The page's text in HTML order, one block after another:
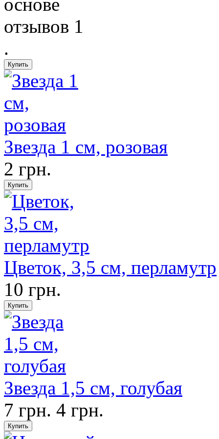
Звезда 1 см, розовая
2 грн.
Цветок, 3,5 см, перламутр
10 грн.
Звезда 1,5 см, голубая
7 грн. 4 грн.